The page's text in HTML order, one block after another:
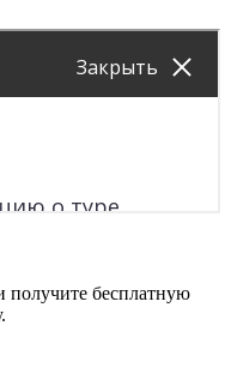
бесплатную